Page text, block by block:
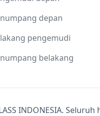
depan
pengemudi
belakang
INDONESIA. Seluruh